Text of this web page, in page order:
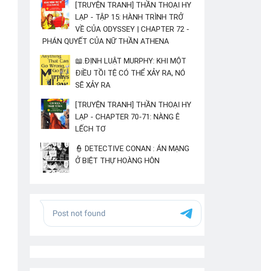
[TRUYỆN TRANH] THẦN THOẠI HY
LẠP - TẬP 15: HÀNH TRÌNH TRỞ
VỀ CỦA ODYSSEY | CHAPTER 72 -
PHÁN QUYẾT CỦA NỮ THẦN ATHENA
📖.ĐỊNH LUẬT MURPHY: KHI MỘT
ĐIỀU TỒI TỆ CÓ THỂ XẢY RA, NÓ
SẼ XẢY RA
[TRUYỆN TRANH] THẦN THOẠI HY
LẠP - CHAPTER 70-71: NÀNG Ê
LẾCH TƠ
👮 DETECTIVE CONAN : ÁN MẠNG
Ở BIỆT THỰ HOÀNG HÔN